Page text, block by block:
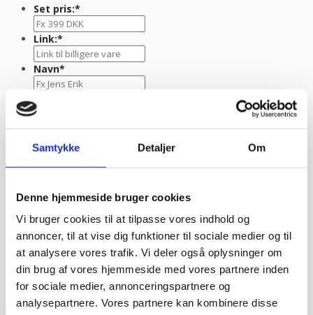
Samtykke Detaljer Om
Denne hjemmeside bruger cookies
Vi bruger cookies til at tilpasse vores indhold og
annoncer, til at vise dig funktioner til sociale medier og til
at analysere vores trafik. Vi deler også oplysninger om
din brug af vores hjemmeside med vores partnere inden
for sociale medier, annonceringspartnere og
analysepartnere. Vores partnere kan kombinere disse
Set pris:*
Link:*
Navn*
E-mail
TLF nr.*